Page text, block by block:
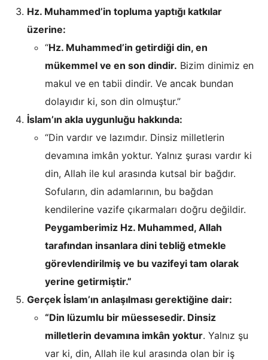
Hz. Muhammed’in topluma yaptığı katkılar
üzerine:
“Hz. Muhammed’in getirdiği din, en
mükemmel ve en son dindir. Bizim dinimiz en
makul ve en tabii dindir. Ve ancak bundan
dolayıdır ki, son din olmuştur.”
İslam’ın akla uygunluğu hakkında:
“Din vardır ve lazımdır. Dinsiz milletlerin
devamına imkân yoktur. Yalnız şurası vardır ki
din, Allah ile kul arasında kutsal bir bağdır.
Sofuların, din adamlarının, bu bağdan
kendilerine vazife çıkarmaları doğru değildir.
Peygamberimiz Hz. Muhammed, Allah
tarafından insanlara dini tebliğ etmekle
görevlendirilmiş ve bu vazifeyi tam olarak
yerine getirmiştir.”
Gerçek İslam’ın anlaşılması gerektiğine dair:
“Din lüzumlu bir müessesedir. Dinsiz
milletlerin devamına imkân yoktur. Yalnız şu
var ki, din, Allah ile kul arasında olan bir iş